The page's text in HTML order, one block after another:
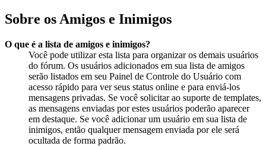
Sobre os Amigos e Inimigos
O que é a lista de amigos e inimigos?
Você pode utilizar esta lista para organizar os demais usuários
do fórum. Os usuários adicionados em sua lista de amigos
serão listados em seu Painel de Controle do Usuário com
acesso rápido para ver seus status online e para enviá-los
mensagens privadas. Se você solicitar ao suporte de templates,
as mensagens enviadas por estes usuários poderão aparecer
em destaque. Se você adicionar um usuário em sua lista de
inimigos, então qualquer mensagem enviada por ele será
ocultada de forma padrão.